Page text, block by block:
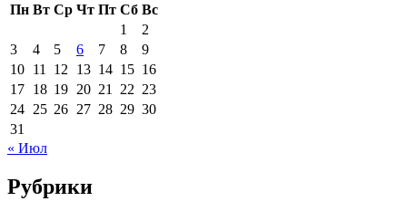
Пн Вт Ср Чт Пт Сб Вс
1
2
3
4 5 6 7 8
9
10 11 12 13 14 15 16
17 18 19 20 21 22 23
24 25 26 27 28 29 30
31
« Июл
Рубрики